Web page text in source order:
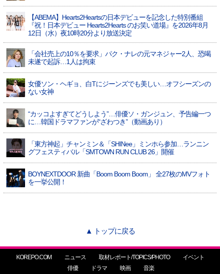
【ABEMA】Hearts2Heartsの日本デビューを記念した特別番組
『祝！日本デビュー Hearts2Hearts のお笑い道場』を2026年8月
12日（水）夜10時20分より放送決定
「会社売上の10％を要求」パク・ナレの元マネジャー2人、恐喝
未遂で起訴…1人は拘束
女優ソン・ヘギョ、白Tにジーンズでも美しい…オフシーズンの
ない女神
“カッコよすぎてどうしよう”…俳優ソ・ガンジュン、予告編一つ
に…韓国ドラマファンが“ざわつき”（動画あり）
「東方神起」チャンミン＆「SHINee」ミンホら参加…ランニン
グフェスティバル「SMTOWN RUN CLUB 26」開催
BOYNEXTDOOR 新曲「Boom Boom Boom」 全27枚のMVフォト
を一挙公開！
▲ トップに戻る
KOREPO.COM ニュース 取材レポート/TOPICS/PHOTO
イベント
俳優
ドラマ 映画 音楽